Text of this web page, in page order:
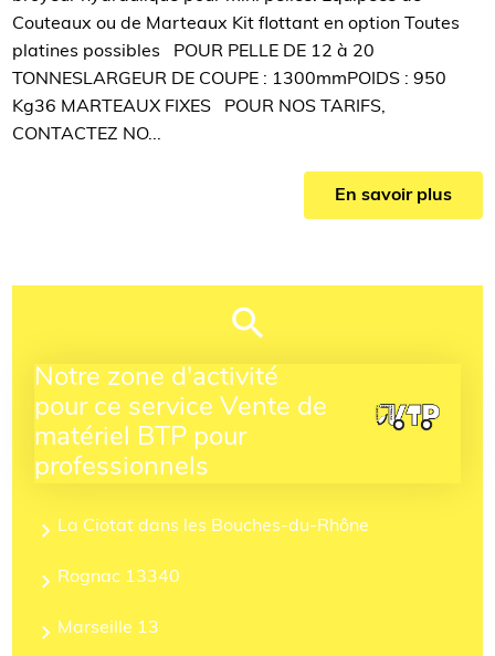
Couteaux ou de Marteaux Kit flottant en option Toutes
platines possibles POUR PELLE DE 12 à 20
TONNESLARGEUR DE COUPE : 1300mmPOIDS : 950
Kg36 MARTEAUX FIXES POUR NOS TARIFS,
CONTACTEZ NO...
En savoir plus
Notre zone d'activité
pour ce service Vente de
matériel BTP pour
professionnels
La Ciotat dans les Bouches-du-Rhône
Rognac 13340
Marseille 13